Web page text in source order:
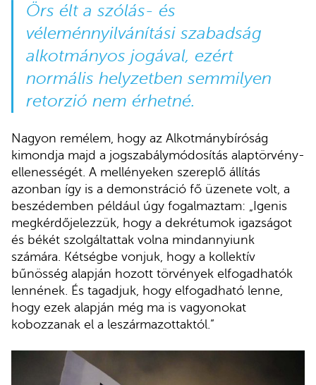
Örs élt a szólás- és
véleménnyilvánítási szabadság
alkotmányos jogával, ezért
normális helyzetben semmilyen
retorzió nem érhetné.
Nagyon remélem, hogy az Alkotmánybíróság
kimondja majd a jogszabálymódosítás alaptörvény-
ellenességét. A mellényeken szereplő állítás
azonban így is a demonstráció fő üzenete volt, a
beszédemben például úgy fogalmaztam: „Igenis
megkérdőjelezzük, hogy a dekrétumok igazságot
és békét szolgáltattak volna mindannyiunk
számára. Kétségbe vonjuk, hogy a kollektív
bűnösség alapján hozott törvények elfogadhatók
lennének. És tagadjuk, hogy elfogadható lenne,
hogy ezek alapján még ma is vagyonokat
kobozzanak el a leszármazottaktól.”